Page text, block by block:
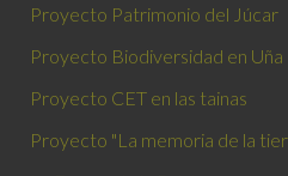
Proyecto Patrimonio del Júcar
Proyecto Biodiversidad en Uña
Proyecto CET en las tainas
Proyecto "La memoria de la